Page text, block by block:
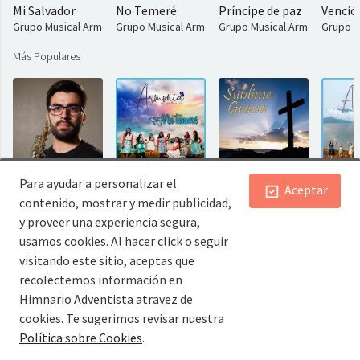
Mi Salvador
Grupo Musical Armonía
No Temeré
Grupo Musical Armonía
Príncipe de paz
Grupo Musical Armonía
Venció
Grupo
Más Populares
Dios sabe Dios oye Dios ve
Erick Ruiz
No Temeré
Grupo Musical Armonía
Sublime Gracia
Kinnor Dueto
Mi
Grupo
Artistas Populares
Para ayudar a personalizar el
contenido, mostrar y medir publicidad,
y proveer una experiencia segura,
usamos cookies. Al hacer click o seguir
visitando este sitio, aceptas que
recolectemos información en
Himnario Adventista atravez de
cookies. Te sugerimos revisar nuestra
Política sobre Cookies.
Aceptar